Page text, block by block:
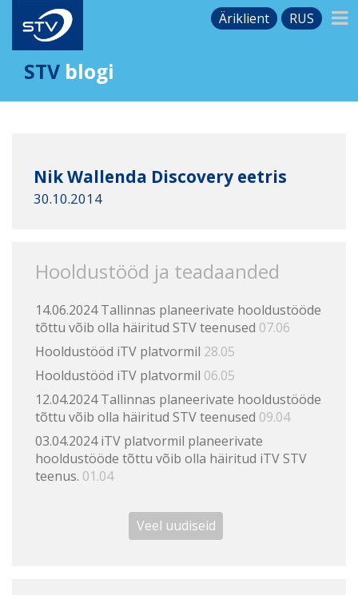
Äriklient RUS
STV blogi
Nik Wallenda Discovery eetris
30.10.2014
Hooldustööd ja teadaanded
14.06.2024 Tallinnas planeerivate hooldustööde
tõttu võib olla häiritud STV teenused 07.06
Hooldustööd iTV platvormil 28.05
Hooldustööd iTV platvormil 06.05
12.04.2024 Tallinnas planeerivate hooldustööde
tõttu võib olla häiritud STV teenused 09.04
03.04.2024 iTV platvormil planeerivate
hooldustööde tõttu võib olla häiritud iTV STV
teenus. 01.04
Veel uudiseid